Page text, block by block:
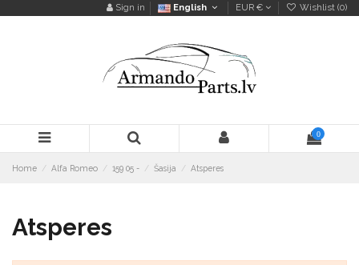
Sign in English EUR € Wishlist (0)
0
Home Alfa Romeo 159 05 - Šasija Atsperes
Atsperes